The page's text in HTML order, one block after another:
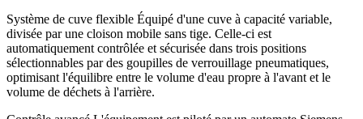
Système de cuve flexible Équipé d'une cuve à capacité variable,
divisée par une cloison mobile sans tige. Celle-ci est
automatiquement contrôlée et sécurisée dans trois positions
sélectionnables par des goupilles de verrouillage pneumatiques,
optimisant l'équilibre entre le volume d'eau propre à l'avant et le
volume de déchets à l'arrière.